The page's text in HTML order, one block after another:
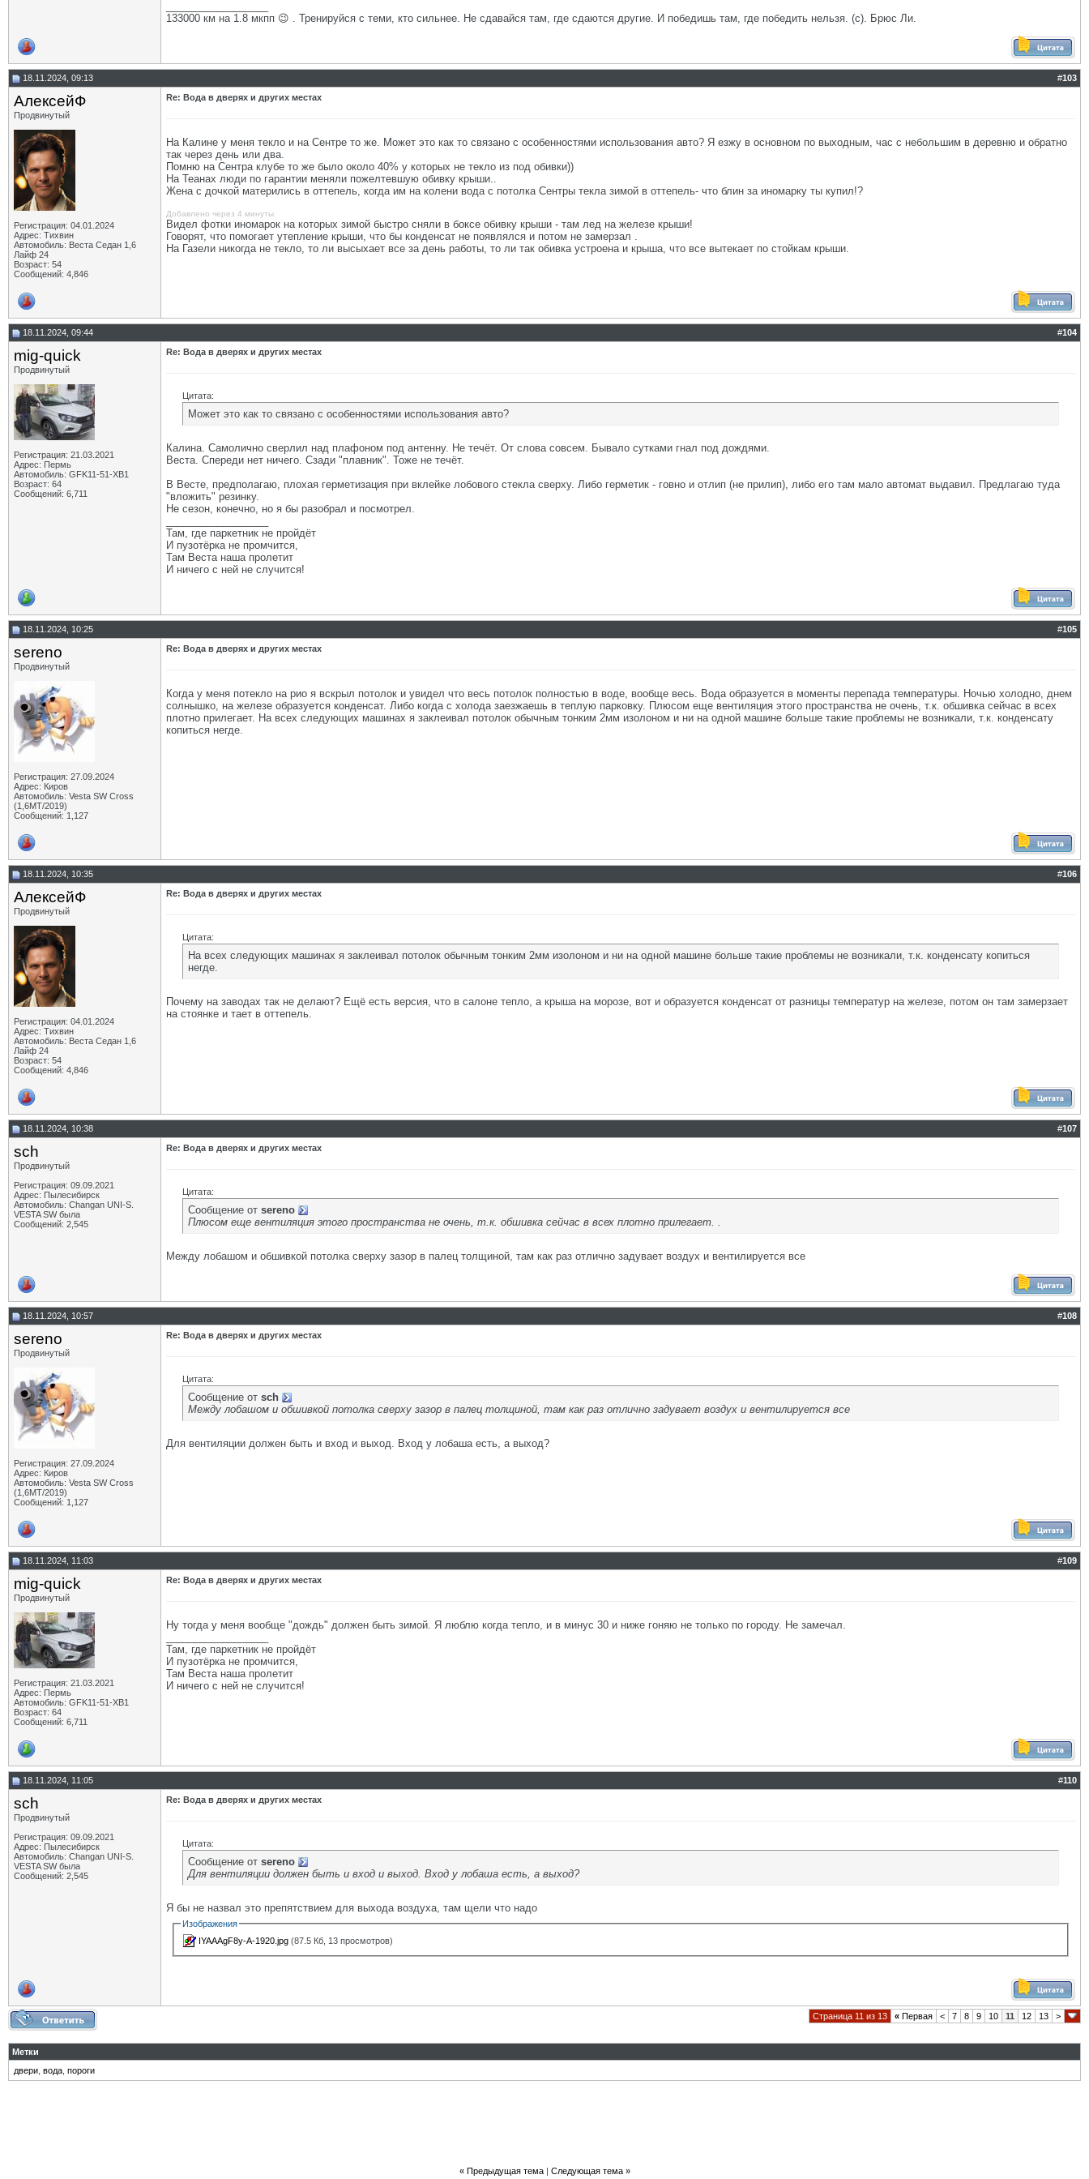
133000 км на 1.8 мкпп 😉 . Тренируйся с теми, кто сильнее. Не сдавайся там, где сдаются другие. И победишь там, где победить нельзя. (с). Брюс Ли.
18.11.2024, 09:13 #103
АлексейФ
Продвинутый
Регистрация: 04.01.2024
Адрес: Тихвин
Автомобиль: Веста Седан 1,6
Лайф 24
Возраст: 54
Сообщений: 4,846
Re: Вода в дверях и других местах
На Калине у меня текло и на Сентре то же. Может это как то связано с особенностями использования авто? Я езжу в основном по выходным, час с небольшим в деревню и обратно
так через день или два.
Помню на Сентра клубе то же было около 40% у которых не текло из под обивки))
На Теанах люди по гарантии меняли пожелтевшую обивку крыши..
Жена с дочкой матерились в оттепель, когда им на колени вода с потолка Сентры текла зимой в оттепель- что блин за иномарку ты купил!?
Добавлено через 4 минуты
Видел фотки иномарок на которых зимой быстро сняли в боксе обивку крыши - там лед на железе крыши!
Говорят, что помогает утепление крыши, что бы конденсат не появлялся и потом не замерзал .
На Газели никогда не текло, то ли высыхает все за день работы, то ли так обивка устроена и крыша, что все вытекает по стойкам крыши.
18.11.2024, 09:44 #104
mig-quick
Продвинутый
Регистрация: 21.03.2021
Адрес: Пермь
Автомобиль: GFK11-51-ХВ1
Возраст: 64
Сообщений: 6,711
Re: Вода в дверях и других местах
Цитата:
Может это как то связано с особенностями использования авто?
Калина. Самолично сверлил над плафоном под антенну. Не течёт. От слова совсем. Бывало сутками гнал под дождями.
Веста. Спереди нет ничего. Сзади "плавник". Тоже не течёт.
В Весте, предполагаю, плохая герметизация при вклейке лобового стекла сверху. Либо герметик - говно и отлип (не прилип), либо его там мало автомат выдавил. Предлагаю туда
"вложить" резинку.
Не сезон, конечно, но я бы разобрал и посмотрел.
Там, где паркетник не пройдёт
И пузотёрка не промчится,
Там Веста наша пролетит
И ничего с ней не случится!
18.11.2024, 10:25 #105
sereno
Продвинутый
Регистрация: 27.09.2024
Адрес: Киров
Автомобиль: Vesta SW Cross
(1,6МТ/2019)
Сообщений: 1,127
Re: Вода в дверях и других местах
Когда у меня потекло на рио я вскрыл потолок и увидел что весь потолок полностью в воде, вообще весь. Вода образуется в моменты перепада температуры. Ночью холодно, днем
солнышко, на железе образуется конденсат. Либо когда с холода заезжаешь в теплую парковку. Плюсом еще вентиляция этого пространства не очень, т.к. обшивка сейчас в всех
плотно прилегает. На всех следующих машинах я заклеивал потолок обычным тонким 2мм изолоном и ни на одной машине больше такие проблемы не возникали, т.к. конденсату
копиться негде.
18.11.2024, 10:35 #106
АлексейФ
Продвинутый
Регистрация: 04.01.2024
Адрес: Тихвин
Автомобиль: Веста Седан 1,6
Лайф 24
Возраст: 54
Сообщений: 4,846
Re: Вода в дверях и других местах
Цитата:
На всех следующих машинах я заклеивал потолок обычным тонким 2мм изолоном и ни на одной машине больше такие проблемы не возникали, т.к. конденсату копиться
негде.
Почему на заводах так не делают? Ещё есть версия, что в салоне тепло, а крыша на морозе, вот и образуется конденсат от разницы температур на железе, потом он там замерзает
на стоянке и тает в оттепель.
18.11.2024, 10:38 #107
sch
Продвинутый
Регистрация: 09.09.2021
Адрес: Пылесибирск
Автомобиль: Changan UNI-S.
VESTA SW была
Сообщений: 2,545
Re: Вода в дверях и других местах
Цитата:
Сообщение от sereno
Плюсом еще вентиляция этого пространства не очень, т.к. обшивка сейчас в всех плотно прилегает. .
Между лобашом и обшивкой потолка сверху зазор в палец толщиной, там как раз отлично задувает воздух и вентилируется все
18.11.2024, 10:57 #108
sereno
Продвинутый
Регистрация: 27.09.2024
Адрес: Киров
Автомобиль: Vesta SW Cross
(1,6МТ/2019)
Сообщений: 1,127
Re: Вода в дверях и других местах
Цитата:
Сообщение от sch
Между лобашом и обшивкой потолка сверху зазор в палец толщиной, там как раз отлично задувает воздух и вентилируется все
Для вентиляции должен быть и вход и выход. Вход у лобаша есть, а выход?
18.11.2024, 11:03 #109
mig-quick
Продвинутый
Регистрация: 21.03.2021
Адрес: Пермь
Автомобиль: GFK11-51-ХВ1
Возраст: 64
Сообщений: 6,711
Re: Вода в дверях и других местах
Ну тогда у меня вообще "дождь" должен быть зимой. Я люблю когда тепло, и в минус 30 и ниже гоняю не только по городу. Не замечал.
Там, где паркетник не пройдёт
И пузотёрка не промчится,
Там Веста наша пролетит
И ничего с ней не случится!
18.11.2024, 11:05 #110
sch
Продвинутый
Регистрация: 09.09.2021
Адрес: Пылесибирск
Автомобиль: Changan UNI-S.
VESTA SW была
Сообщений: 2,545
Re: Вода в дверях и других местах
Цитата:
Сообщение от sereno
Для вентиляции должен быть и вход и выход. Вход у лобаша есть, а выход?
Я бы не назвал это препятствием для выхода воздуха, там щели что надо
Изображения
IYAAAgF8y-A-1920.jpg (87.5 Кб, 13 просмотров)
Страница 11 из 13 « Первая < 7 8 9 10 11 12 13 >
Метки
двери вода пороги
« Предыдущая тема| Следующая тема »